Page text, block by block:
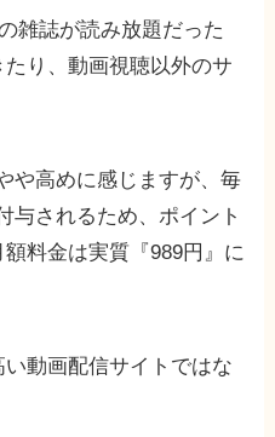
雑誌が読み放題だった
り、動画視聴以外のサ
や高めに感じますが、毎
与されるため、ポイント
料金は実質『989円』に
動画配信サイトではな